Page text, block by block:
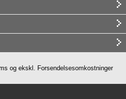
og ekskl. Forsendelsesomkostninger